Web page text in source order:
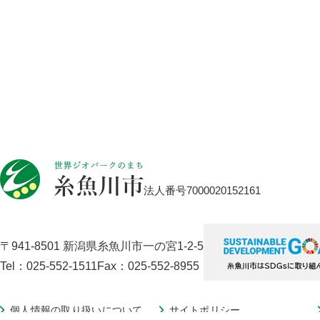
法人番号7000020152161
〒941-8501 新潟県糸魚川市一の宮1-2-5
Tel：025-552-1511Fax：025-552-8955
個人情報の取り扱いについて サイトポリシー